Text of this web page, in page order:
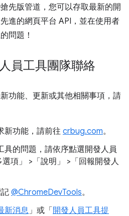
先版管道，您可以存取最新的開
進的網頁平台 API，並在使用者
問題！
員工具團隊聯絡
功能、更新或其他相關事項，請
新功能，請前往 crbug.com。
具的問題，請依序點選開發人員
選項」 >「說明」
>「回報開發人
@ChromeDevTools。
新消息 」或「開發人員工具提